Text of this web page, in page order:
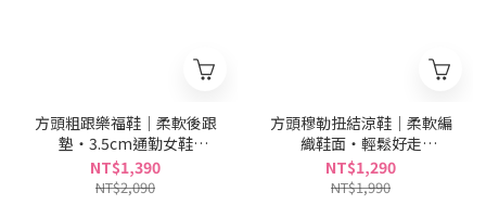
方頭粗跟樂福鞋｜柔軟後跟
墊・3.5cm通勤女鞋
【SY420】
NT$1,390
NT$2,090
方頭穆勒扭結涼鞋｜柔軟編
織鞋面・輕鬆好走
【TS33104】
NT$1,290
NT$1,990